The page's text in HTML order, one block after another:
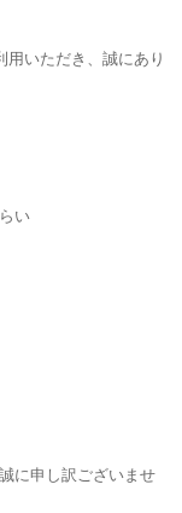
用いただき、誠にあり
い
に申し訳ございませ